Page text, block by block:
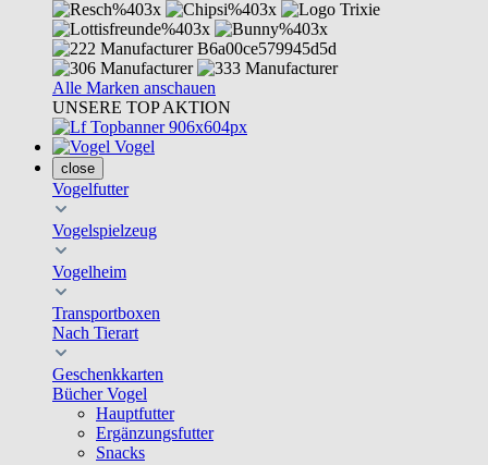
Alle Marken anschauen
UNSERE TOP AKTION
Vogel
close
Vogelfutter
Vogelspielzeug
Vogelheim
Transportboxen
Nach Tierart
Geschenkkarten
Bücher Vogel
Hauptfutter
Ergänzungsfutter
Snacks